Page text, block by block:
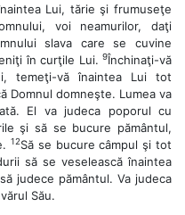
Lui, tărie şi frumuseţe
voi neamurilor, daţi
slava care se cuvine
în curţile Lui. 9Închinaţi-vă
temeţi-vă înaintea Lui tot
Domnul domneşte. Lumea va
El va judeca poporul cu
şi să se bucure pământul,
12Să se bucure câmpul şi tot
să se veselească înaintea
judece pământul. Va judeca
Său.